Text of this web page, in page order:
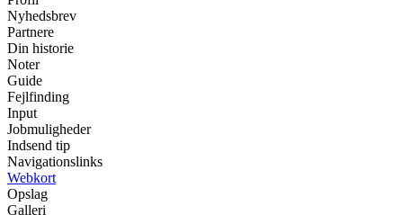
Nyhedsbrev
Partnere
Din historie
Noter
Guide
Fejlfinding
Input
Jobmuligheder
Indsend tip
Navigationslinks
Webkort
Opslag
Galleri